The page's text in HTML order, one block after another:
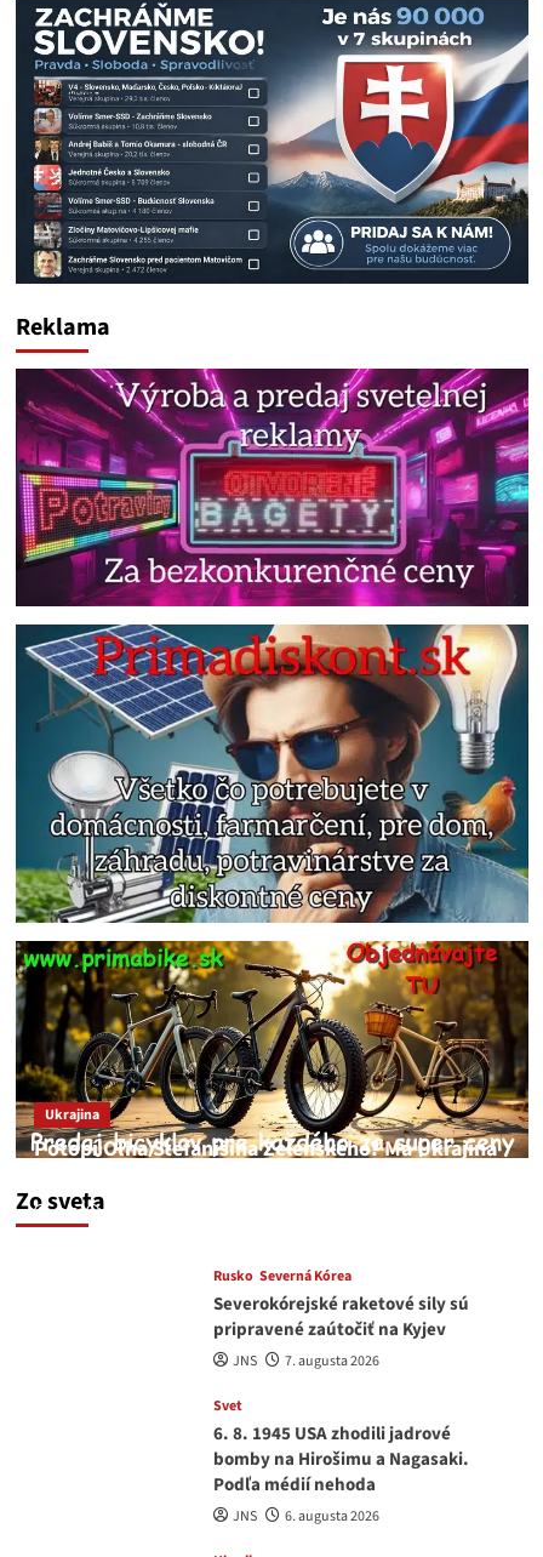
Reklama
Zo sveta
Ukrajina
Potopí Oľha Stefanišina Zelenského? Má Ukrajina
JNS
Rusko Severná Kórea
Severokórejské raketové sily sú
pripravené zaútočiť na Kyjev
JNS 7. augusta 2026
Svet
6. 8. 1945 USA zhodili jadrové
bomby na Hirošimu a Nagasaki.
Podľa médií nehoda
JNS 6. augusta 2026